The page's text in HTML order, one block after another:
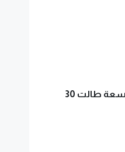
شؤون الأسرى: الاحتلال شن حملة اعتقالات واسعة طالت 30